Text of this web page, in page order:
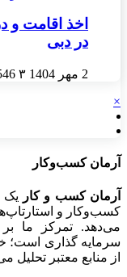
اخذ اقامت و
در دبی
2 مهر 1404 ۳
×
آرمان کسب‌وکار
آرمان کسب و کار
یک
کسب‌وکار و
می‌دهد. تمرکز ما بر
سرمایه گذاری است؛
از منابع معتبر تحلیل